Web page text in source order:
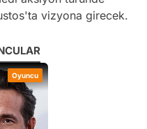
vizyona girecek.
Oyuncu